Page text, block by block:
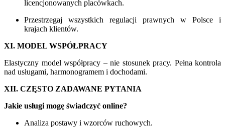
licencjonowanych placówkach.
Przestrzegaj wszystkich regulacji prawnych w Polsce i
krajach klientów.
XI. MODEL WSPÓŁPRACY
Elastyczny model współpracy – nie stosunek pracy. Pełna kontrola
nad usługami, harmonogramem i dochodami.
XII. CZĘSTO ZADAWANE PYTANIA
Jakie usługi mogę świadczyć online?
Analiza postawy i wzorców ruchowych.